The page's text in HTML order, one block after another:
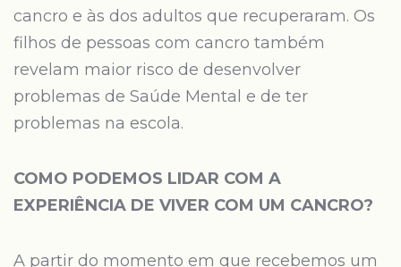
cancro e às dos adultos que recuperaram. Os
filhos de pessoas com cancro também
revelam maior risco de desenvolver
problemas de Saúde Mental e de ter
problemas na escola.
COMO PODEMOS LIDAR COM A
EXPERIÊNCIA DE VIVER COM UM CANCRO?
A partir do momento em que recebemos um